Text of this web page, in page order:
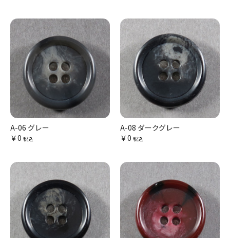
A-06 グレー
￥0 税込
A-08 ダークグレー
￥0 税込